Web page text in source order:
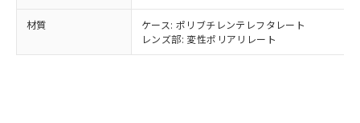
材質
ケース: ポリブチレンテレフタレート
レンズ部: 変性ポリアリレート
事前の承諾なく第三者に漏洩または開
示しないようお願いします。
マイパーツ機能（部品リスト作成サー
ビス）をご利用いただくには、I-Web
部品在庫の切り替え状況などにより、予定
月が前後することがあります。
準値以下であることを示します。
「10」：通常の使用状況下において有害物
質が外部に漏えいし、環境に深刻な影響を
販売先および販売に係わる関係者が違
法に輸出するおそれがある場合は、取
白
受注生産機種、また在庫状況の
情報を公開していない機種